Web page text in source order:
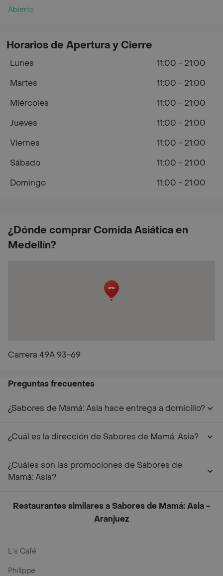
Abierto
¿Dónde comprar Comida Asiática en
Medellín?
Carrera 49A 93-69
Horarios de Apertura y Cierre
Lunes
11:00 - 21:00
Martes
11:00 - 21:00
Miércoles
11:00 - 21:00
Jueves
11:00 - 21:00
Viernes
11:00 - 21:00
Sábado
11:00 - 21:00
Domingo
11:00 - 21:00
Preguntas frecuentes
¿Sabores de Mamá: Asia hace entrega a domicilio?
¿Cuál es la dirección de Sabores de Mamá: Asia?
¿Cuáles son las promociones de Sabores de
Mamá: Asia?
Restaurantes similares a Sabores de Mamá: Asia -
Aranjuez
L´s Café
Philippe